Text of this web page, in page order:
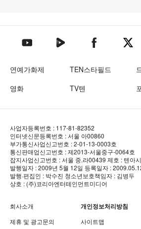
텐아시아 유튜브텐아시아 네이버TV텐아시아 페이스
텐아
연예가화제 TEN스타필드
영화
TV텐
사업자등록번호 : 117-81-82352
인터넷신문등록번호 : 서울 아00860
부가통신사업신고번호 : 2-01-13-0003호
통신판매업신고번호 : 제2013-서울중구-0064호
잡지사업신고번호 : 서울 중.라00439 제호 : 텐아
발행일자 : 2009년 5월 12일 등록일자 :
발행·편집인 : 박수진 청소년보호책임자 : 김병두
상호 : (주)코리아엔터테인먼트미디어
회사소개 개인정보처리방침
제휴 및 광고문의
사이트맵